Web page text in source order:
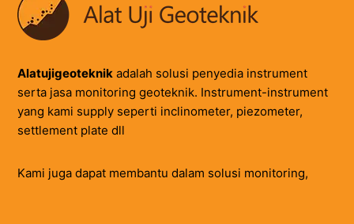
Alatujigeoteknik adalah solusi penyedia instrument
serta jasa monitoring geoteknik. Instrument-instrument
yang kami supply seperti inclinometer, piezometer,
settlement plate dll
Kami juga dapat membantu dalam solusi monitoring,